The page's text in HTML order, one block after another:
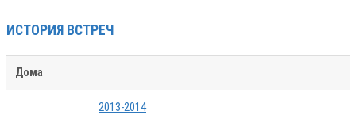
ИСТОРИЯ ВСТРЕЧ
Дома
2013-2014